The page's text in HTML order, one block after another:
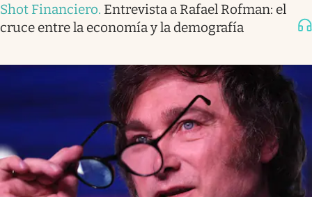
Shot Financiero. Entrevista a Rafael Rofman: el
cruce entre la economía y la demografía